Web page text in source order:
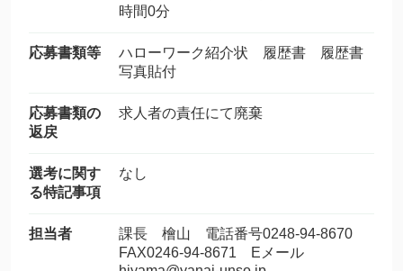
時間0分
応募書類等
ハローワーク紹介状 履歴書 履歴書
写真貼付
応募書類の
返戻
求人者の責任にて廃棄
選考に関す
る特記事項
なし
担当者
課長 檜山 電話番号0248-94-8670
FAX0246-94-8671 Eメール